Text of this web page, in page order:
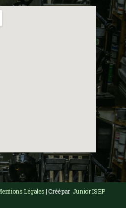
Légales| Créé par Junior ISEP